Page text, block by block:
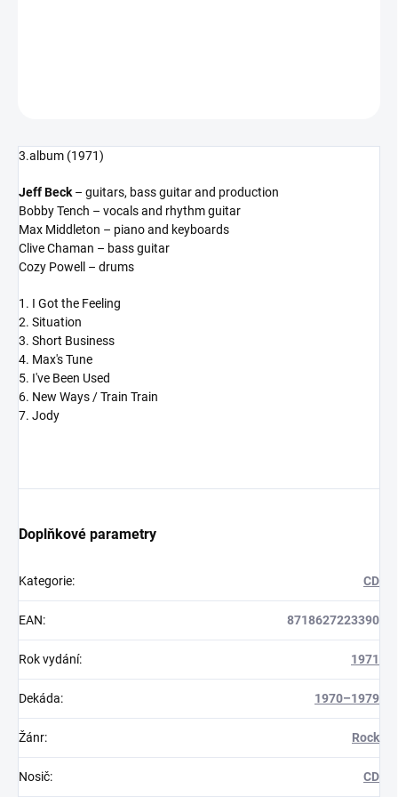
3.album (1971)
Jeff Beck– guitars, bass guitar and production
Bobby Tench – vocals and rhythm guitar
Max Middleton – piano and keyboards
Clive Chaman – bass guitar
Cozy Powell – drums
1. I Got the Feeling
2. Situation
3. Short Business
4. Max's Tune
5. I've Been Used
6. New Ways / Train Train
7. Jody
Doplňkové parametry
Kategorie: CD
EAN: 8718627223390
Rok vydání: 1971
Dekáda: 1970–1979
Žánr: Rock
Nosič: CD